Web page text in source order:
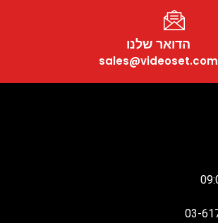
הדואר שלנו
sales@videoset.com